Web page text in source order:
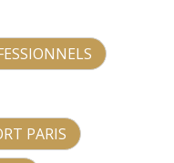
PARIS